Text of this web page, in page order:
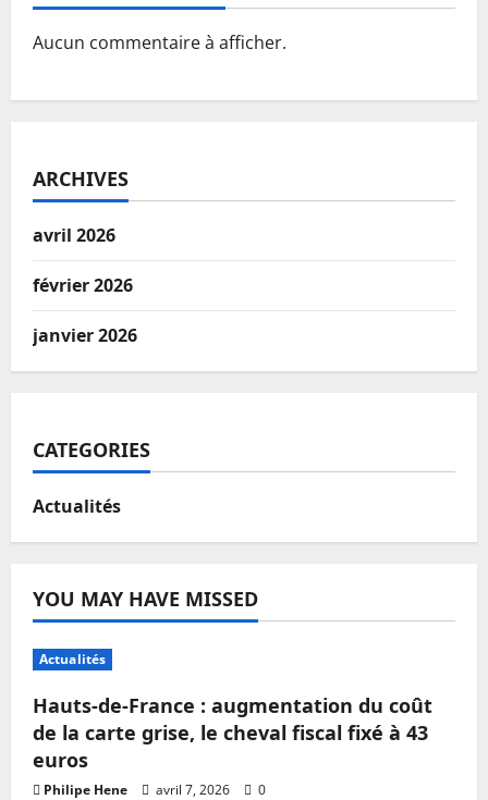
Aucun commentaire à afficher.
ARCHIVES
avril 2026
février 2026
janvier 2026
CATEGORIES
Actualités
YOU MAY HAVE MISSED
Actualités
Hauts-de-France : augmentation du coût
de la carte grise, le cheval fiscal fixé à 43
euros
Philipe Hene avril 7, 2026 0